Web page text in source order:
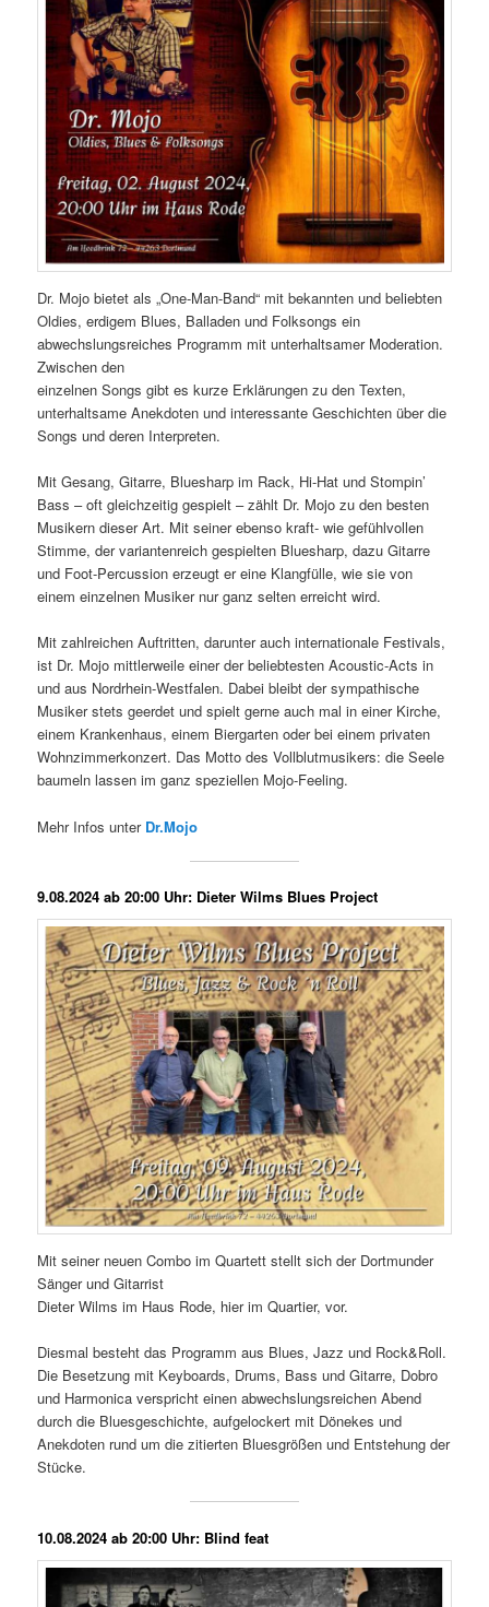
Dr. Mojo bietet als „One-Man-Band“ mit bekannten und beliebten
Oldies, erdigem Blues, Balladen und Folksongs ein
abwechslungsreiches Programm mit unterhaltsamer Moderation.
Zwischen den
einzelnen Songs gibt es kurze Erklärungen zu den Texten,
unterhaltsame Anekdoten und interessante Geschichten über die
Songs und deren Interpreten.
Mit Gesang, Gitarre, Bluesharp im Rack, Hi-Hat und Stompin’
Bass – oft gleichzeitig gespielt – zählt Dr. Mojo zu den besten
Musikern dieser Art. Mit seiner ebenso kraft- wie gefühlvollen
Stimme, der variantenreich gespielten Bluesharp, dazu Gitarre
und Foot-Percussion erzeugt er eine Klangfülle, wie sie von
einem einzelnen Musiker nur ganz selten erreicht wird.
Mit zahlreichen Auftritten, darunter auch internationale Festivals,
ist Dr. Mojo mittlerweile einer der beliebtesten Acoustic-Acts in
und aus Nordrhein-Westfalen. Dabei bleibt der sympathische
Musiker stets geerdet und spielt gerne auch mal in einer Kirche,
einem Krankenhaus, einem Biergarten oder bei einem privaten
Wohnzimmerkonzert. Das Motto des Vollblutmusikers: die Seele
baumeln lassen im ganz speziellen Mojo-Feeling.
Mehr Infos unter Dr.Mojo
9.08.2024 ab 20:00 Uhr: Dieter Wilms Blues Project
Mit seiner neuen Combo im Quartett stellt sich der Dortmunder
Sänger und Gitarrist
Dieter Wilms im Haus Rode, hier im Quartier, vor.
Diesmal besteht das Programm aus Blues, Jazz und Rock&Roll.
Die Besetzung mit Keyboards, Drums, Bass und Gitarre, Dobro
und Harmonica verspricht einen abwechslungsreichen Abend
durch die Bluesgeschichte, aufgelockert mit Dönekes und
Anekdoten rund um die zitierten Bluesgrößen und Entstehung der
Stücke.
10.08.2024 ab 20:00 Uhr: Blind feat